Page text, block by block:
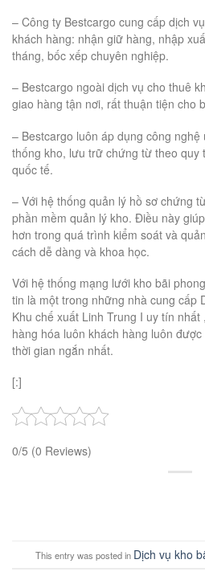
– Công ty Bestcargo cung cấp dịch
khách hàng: nhận giữ hàng, nhập
tháng, bốc xếp chuyên nghiệp.
– Bestcargo ngoài dịch vụ cho thuê
giao hàng tận nơi, rất thuận tiện cho
– Bestcargo luôn áp dụng công
thống kho, lưu trữ chứng từ theo quy
quốc tế.
– Với hệ thống quản lý hồ sơ chứng
phần mềm quản lý kho. Điều này
hơn trong quá trình kiểm soát và
cách dễ dàng và khoa học.
Với hệ thống mạng lưới kho bãi
tin là một trong những nhà cung cấp
Khu chế xuất Linh Trung I uy tín
hàng hóa luôn khách hàng luôn
thời gian ngắn nhất.
[:]
0/5 (0 Reviews)
This entry was posted in Dịch vụ kho